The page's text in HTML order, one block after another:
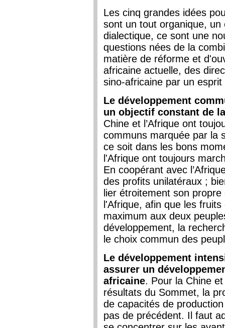
Les cinq grandes idées
sont un tout organique,
dialectique, ce sont une
questions nées de la
matière de réforme et
africaine actuelle, des
sino-africaine par un esprit
Le développement
un objectif constant de
Chine et l’Afrique ont
communs marquée par la
ce soit dans les bons
l'Afrique ont toujours
En coopérant avec
des profits unilatéraux ;
lier étroitement son
l'Afrique, afin que les
maximum aux deux
développement, la
le choix commun des
Le développement
assurer un
africaine. Pour la Chine
résultats du Sommet, la
de capacités de
pas de précédent. Il faut